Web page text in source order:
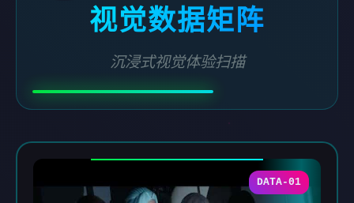
视觉数据矩阵
沉浸式视觉体验扫描
DATA-01